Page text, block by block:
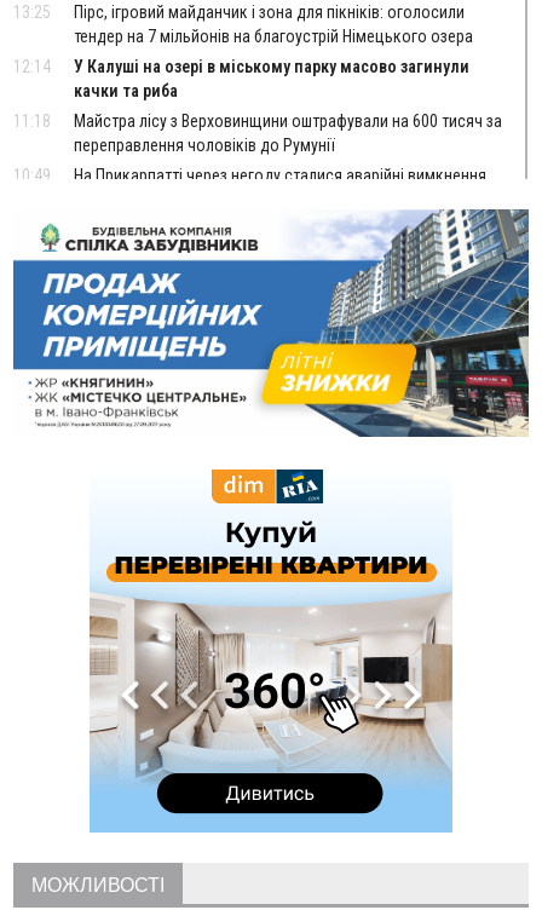
13:25
Пірс, ігровий майданчик і зона для пікніків: оголосили
тендер на 7 мільйонів на благоустрій Німецького озера
12:14
У Калуші на озері в міському парку масово загинули
качки та риба
11:18
Майстра лісу з Верховинщини оштрафували на 600 тисяч за
переправлення чоловіків до Румунії
10:49
На Прикарпатті через негоду сталися аварійні вимкнення
10:43
За змову на тендері для Долинської лікарні двох
підприємців оштрафували на 272 тисячі гривень
10:09
Яремчанський суд виніс вирок чоловіку, який у Буковелі
вкрав із супермаркету пляшку віскі за 8,5 тисяч
09:53
В урочищі біля Галича археологи відкопали давньоруську
вагову гирку XII–XIII століть
09:39
У Франківську медики провели серію складних операцій
на аорті
У Богородчанах на "зебрі" водій Audi наїхав на
хлопчика з велосипедом
Загальна площа всіх книгарень України - трохи більше ніж 6
футбольних полів
На "зебрі" у Франківську два мотоциклісти збили жінку
Прикарпаття серед лідерів за будівництвом новобудов і
рекордсмен за зростанням цін на житло
Де безпечно купатися на Прикарпатті?
У Франківську дружина загиблого воїна створила
організацію «КОД 7'Я», аби підтримувати військових та їхні
У Коломиї на одній з вулиць встановлять комплекс
автоматичної фіксації швидкості
15:00
На Закарпатті викрили масштабну схему незаконного
виключення військовозобов’язаних з обліку
МОЖЛИВОСТІ